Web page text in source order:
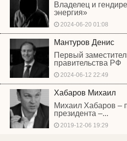
Владелец и
энергия»
2024-06-20 01:08
Мантуров Денис
Первый
правительства РФ
2024-06-12 22:49
Хабаров Михаил
Михаил Хабаров –
президента –...
2019-12-06 19:29